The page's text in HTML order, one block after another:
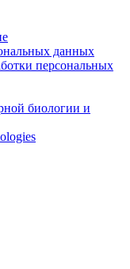
данных
персональных
биологии и